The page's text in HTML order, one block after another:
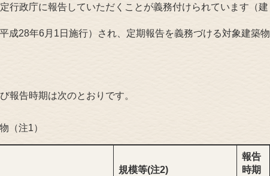
行政庁に報告していただくことが義務付けられています（建
成28年6月1日施行）され、定期報告を義務づける対象建築物
報告時期は次のとおりです。
規模等(注2)
報告
時期
（注1）